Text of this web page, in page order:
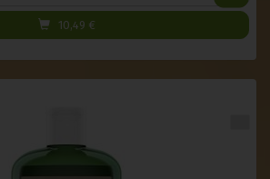
10,49 €